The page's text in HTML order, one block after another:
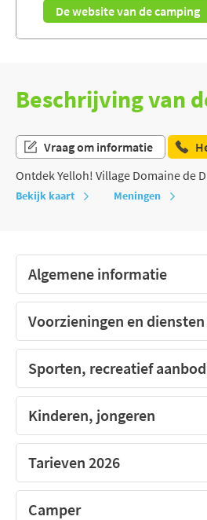
De website van de camping
Beschrijving van
Vraag om informatie
Ontdek Yelloh! Village Domaine de
Bekijk kaart Meningen
Algemene informatie
Voorzieningen en diensten
Sporten, recreatief aanbod
Kinderen, jongeren
Tarieven 2026
Camper